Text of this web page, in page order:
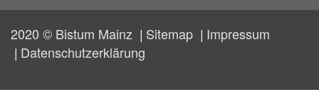
2020 © Bistum Mainz Sitemap
Impressum
Datenschutzerklärung